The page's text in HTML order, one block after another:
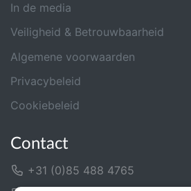
In de media
Veiligheid & Betrouwbaarheid
Algemene voorwaarden
Privacybeleid
Cookiebeleid
Contact
+31 (0)85 488 4765